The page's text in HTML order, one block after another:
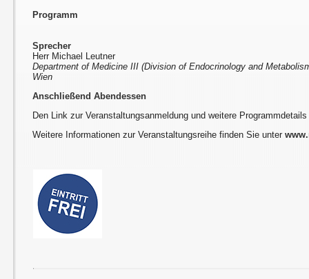
Programm
Sprecher
Herr Michael Leutner
Department of Medicine III (Division of Endocrinology and
Wien
Anschließend Abendessen
Den Link zur Veranstaltungsanmeldung und weitere
Weitere Informationen zur Veranstaltungsreihe finden Sie unter